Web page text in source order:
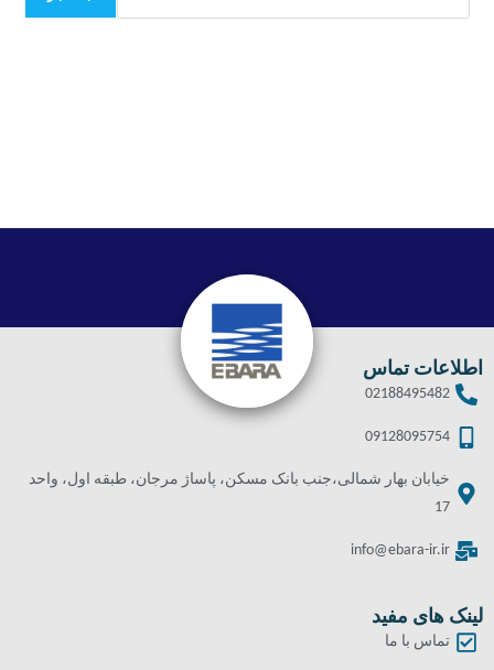
اطلاعات تماس
02188495482
09128095754
خیابان بهار شمالی،جنب بانک مسکن، پاساژ مرجان، طبقه اول، واحد
17
info@ebara-ir.ir
لینک های مفید
تماس با ما